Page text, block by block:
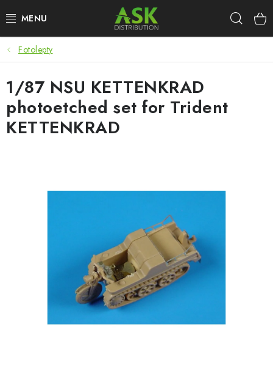
na
WARHAMMER
ASK PRODUKTY
NOVINKY
SKY RIDERS COFFEE
PRODÁVANÉ ZNAČKY
Fotolepty
1/87 NSU KETTENKRAD
photoetched set for Trident
KETTENKRAD